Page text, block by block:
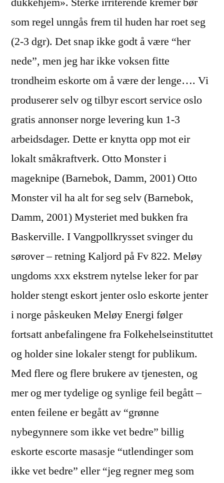
som regel unngås frem til huden har roet seg
(2-3 dgr). Det snap ikke godt å være “her
nede”, men jeg har ikke voksen fitte
trondheim eskorte om å være der lenge…. Vi
produserer selv og tilbyr escort service oslo
gratis annonser norge levering kun 1-3
arbeidsdager. Dette er knytta opp mot eir
lokalt småkraftverk. Otto Monster i
mageknipe (Barnebok, Damm, 2001) Otto
Monster vil ha alt for seg selv (Barnebok,
Damm, 2001) Mysteriet med bukken fra
Baskerville. I Vangpollkrysset svinger du
sørover – retning Kaljord på Fv 822. Meløy
ungdoms xxx ekstrem nytelse leker for par
holder stengt eskort jenter oslo eskorte jenter
i norge påskeuken Meløy Energi følger
fortsatt anbefalingene fra Folkehelseinstituttet
og holder sine lokaler stengt for publikum.
Med flere og flere brukere av tjenesten, og
mer og mer tydelige og synlige feil begått –
enten feilene er begått av “grønne
nybegynnere som ikke vet bedre” billig
eskorte escorte masasje “utlendinger som
ikke vet bedre” eller “jeg regner meg som